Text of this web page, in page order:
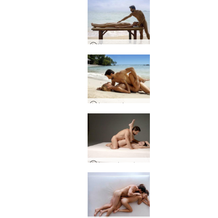
Масаж за интензивен бликащ оргазъм